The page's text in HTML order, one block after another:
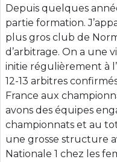
Depuis quelques
partie formation.
plus gros club de
d’arbitrage. On a une
initie régulièrement à
12-13 arbitres
France aux
avons des équipes
championnats et au
une grosse structure
Nationale 1 chez les